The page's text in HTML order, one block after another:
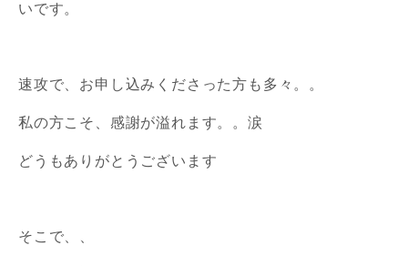
いです。
速攻で、お申し込みくださった方も多々。。
私の方こそ、感謝が溢れます。。涙
どうもありがとうございます
そこで、、